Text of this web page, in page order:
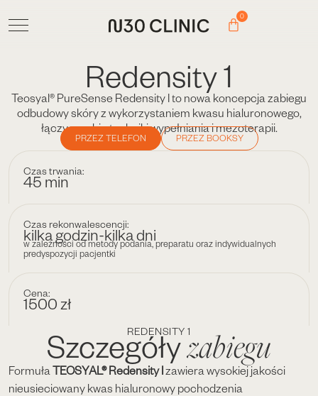
0
Redensity 1
Teosyal® PureSense Redensity I to nowa koncepcja zabiegu
odbudowy skóry z wykorzystaniem kwasu hialuronowego,
łączy w sobie techniki wypełniania i mezoterapii.
PRZEZ TELEFON PRZEZ BOOKSY
Czas trwania:
45 min
Czas rekonwalescencji:
kilka godzin-kilka dni
w zależności od metody podania, preparatu oraz indywidualnych
predyspozycji pacjentki
Cena:
1500 zł
REDENSITY 1
Szczegółyzabiegu
FormułaTEOSYAL® Redensity Izawiera wysokiej jakości
nieusieciowany kwas hialuronowy pochodzenia